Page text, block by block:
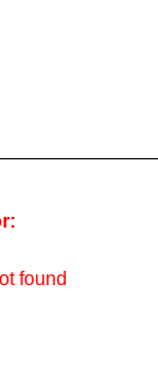
found